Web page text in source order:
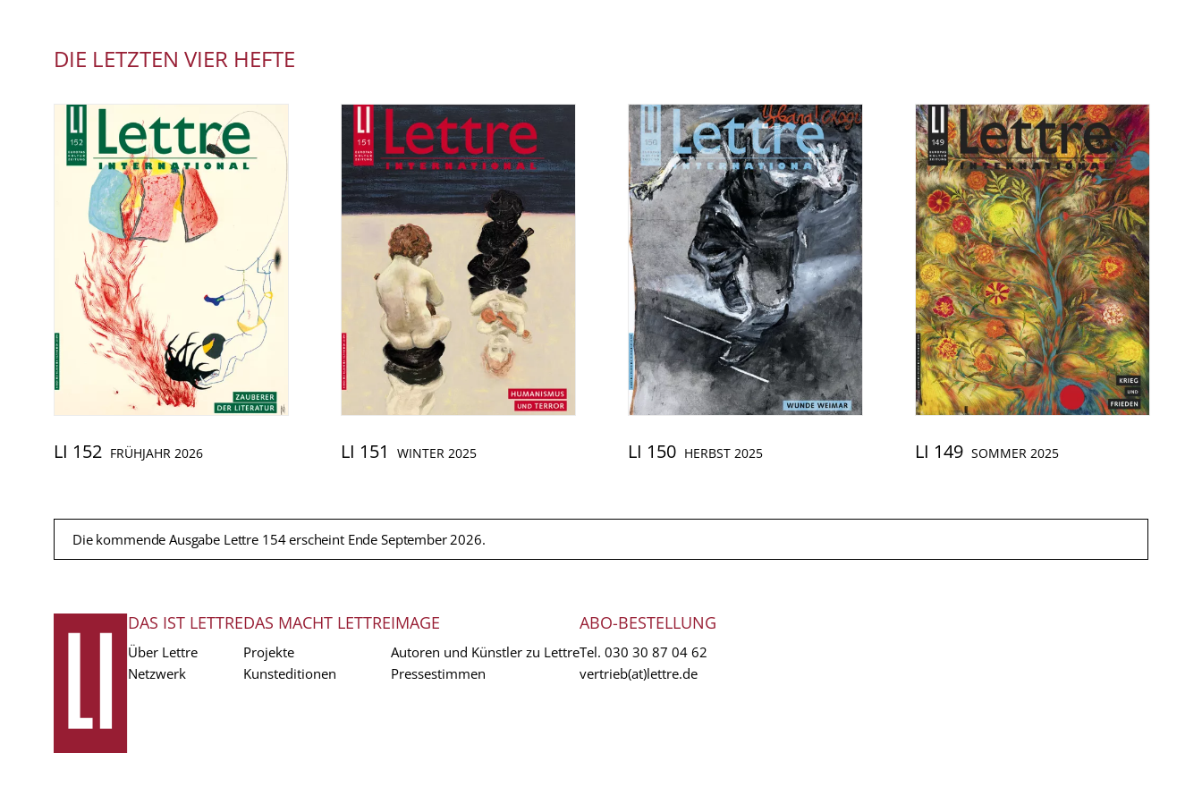
DIE LETZTEN VIER HEFTE
LI 152 FRÜHJAHR 2026 LI 151 WINTER 2025 LI 150 HERBST 2025 LI 149 SOMMER 2025
Die kommende Ausgabe Lettre 154 erscheint Ende September 2026.
FUSSZEILE
DAS IST LETTRE
Über Lettre
Netzwerk
DAS MACHT LETTRE
Projekte
Kunsteditionen
IMAGE
Autoren und Künstler zu Lettre
Pressestimmen
ABO-BESTELLUNG
Tel. 030 30 87 04 62
vertrieb(at)lettre.de